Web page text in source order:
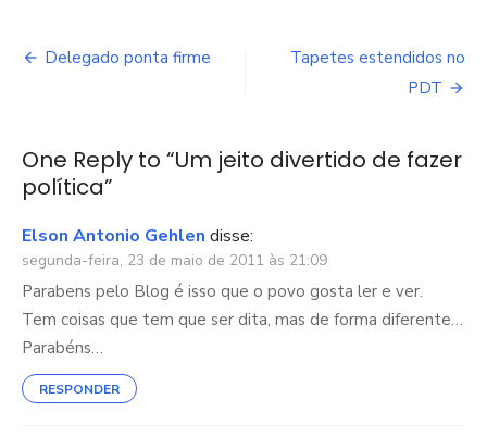
Navegação
Delegado ponta firme
Tapetes estendidos no
PDT
One Reply to “Um jeito divertido de fazer
política”
Elson Antonio Gehlen disse:
segunda-feira, 23 de maio de 2011 às 21:09
Parabens pelo Blog é isso que o povo gosta ler e ver.
Tem coisas que tem que ser dita, mas de forma diferente…
Parabéns…
RESPONDER